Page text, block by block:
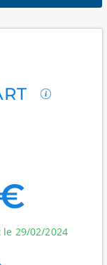
29/02/2024